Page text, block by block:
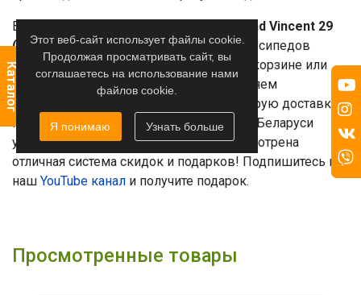
Каталог
Вы можете
купить Велосипед Greenland Vincent 29
(2024)в нашем интернет-магазине велосипедов
livvelo.by. Для этого оформите заявку в корзине или
сделайте заказ по телефону. Осуществляем
бесплатную доставку по Минску и быструю доставку
по всей Беларуси (условия доставки по Беларуси
уточняйте у менеджера). Также предусмотрена
отличная система скидок и подарков! Подпишитесь на
наш YouTube канал и получите подарок.
Просмотренные товары
Этот веб-сайт использует файлы cookie.
Продолжая просматривать сайт, вы
соглашаетесь на использование нами
файлов cookie.
Я понимаю Узнать больше